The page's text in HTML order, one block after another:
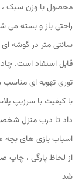
سانتی متر در گوشه
قابل استفاد است.
با کیفیت با سرزیپ
داد تا درب منزل شخصی
اسباب بازی های بچه
از لحاظ پارگی ، چاپ
شد